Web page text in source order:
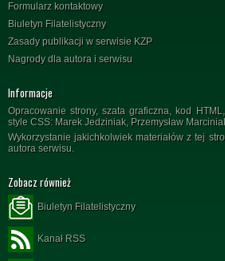
Formularz kontaktowy
Biuletyn Filatelistyczny
Zasady publikacji w serwisie KZP
Nagrody dla autora i serwisu
Informacje
Opracowanie strony, szata graficzna, kod
style CSS: Marek Jedziniak, Przemysław
Wykorzystanie jakichkolwiek materiałów z tej
autora serwisu.
Zobacz również
Biuletyn Filatelistyczny
Kanał RSS